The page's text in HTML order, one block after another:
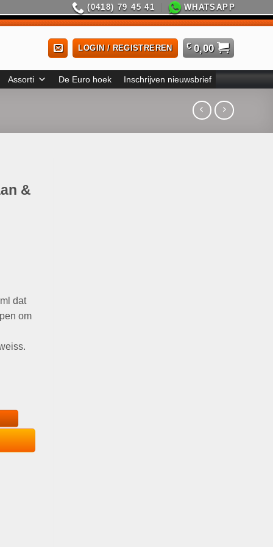
(0418) 79 45 41 WHATSAPP
LOGIN / REGISTREREN € 0,00
Assorti De Euro hoek Inschrijven nieuwsbrief
&
dat
om